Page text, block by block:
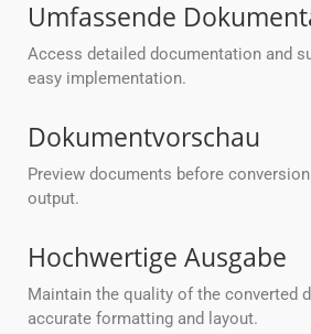
Umfassende
Access detailed documentation and
easy implementation.
Dokumentvorschau
Preview documents before
output.
Hochwertige Ausgabe
Maintain the quality of the converted
accurate formatting and layout.